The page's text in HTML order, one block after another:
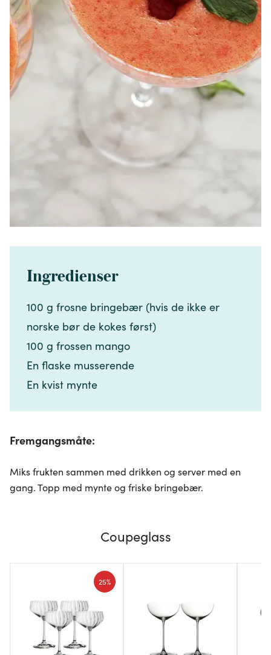
Ingredienser
100 g frosne bringebær (hvis de ikke er
norske bør de kokes først)​​​​‌ ‍ ​‍​‍‌‍ ‌ ​‍‌‍‍‌‌‍‌ ‌‍‍‌‌‍ ‍​‍​‍​ ‍‍​‍​‍‌ ​ ‌‍​‌‌‍ ‍‌‍‍‌‌ ‌​‌ ‍‌​‍ ‍‌‍‍‌‌‍ ​‍​‍​‍ ​​‍​‍‌‍‍​‌ ​‍‌‍‌‌‌‍‌‍​‍​‍​ ‍‍​‍​‍‌‍‍​‌ ‌​‌ ‌​‌ ​​‌ ​ ​ ‍‍​‍ ​‍ ‌‍​ ‌‍ ‌‌ ​ ​‍ ‍‌‍​ ‌‍‌‌‌ ​‍‌ ‌‍‌‍‌‌‌ ​‍‌‍​‌​‍ ‍‌ ​ ‌‍‌‌​‍ ‌ ​​‌ ​‍‌‍ ‌‍‌​‌ ‌‌‌‍​ ‌ ‌​‌‍‍‌‌‍ ‌‍ ‍​‍ ‌‍‍‌‌‍ ‍‌ ‌​‌‍‌‌‌‍ ‍‌ ‌​​‍ ‌‍‌‌‌‍‌​‌‍‍‌‌ ‌​​‍ ‌‍ ‌‌‍ ‌‍‌​‌‍‌‌​ ‌‌ ​​‌ ​‍‌‍‌‌‌ ​ ‌‍‌‌‌‍ ‍‌ ‌​‌‍​‌‌ ‌​‌‍‍‌‌‍ ‌‍ ‍​ ‍ ‌‍‍‌‌‍‌​​ ‌‌‍‍‌​ ​‌​ ‍​‌‍ ‍​‍ ‍​ ​ ‌‍‌​‌‍​ ‌‍​ ​ ‌‍​ ‍​​ ​‍​ ​​​‍ ‌​ ‌​​ ​​​ ‌​​ ​‌​‍ ‌​ ‌​​ ‍​‌‍​‌​ ​‍​‍ ‌‌‍​‌​ ‌‍​ ​ ​ ​‌​‍ ‌​ ‌‌​ ‌‌​ ‌‌​ ‍​​ ​ ​ ​​‌‍​ ‌‍‌​‌‍​ ​ ​‌‌‍​ ​ ​‌​‍ ‍‌‍ ‍‌‍ ​ ‍ ‌ ‌​‌ ‍‌‌ ​​‌‍‌‌​ ‌‌ ​​‌‍​‌‌‍‌ ‌‍‌‌​ ‍ ‌ ​​‌‍​‌‌ ‌​‌‍‍​​ ‌‌‍​‍‌‍ ​‌‍ ‌‍​ ‌‍‍ ‌ ​ ​‍‌‌​ ‌‌‌​​‍‌‌ ‌‍‍ ‌‍‌‌‌ ‍‌​‍‌‌​ ​ ‌​‌​​‍‌‌​ ​ ‌​‌​​‍‌‌​ ​‍​ ​‍‌‍​‌​ ‌ ​ ‍​​ ​ ‌‍​ ‌‍‌‌​ ‌ ‌‍‌‍​‍ ‌​ ‌‍​ ​ ​ ​‍‌‍​ ​‍ ‌​ ‌​​ ​ ​ ‍‌​ ‌​​‍ ‌‌‍​‌​ ‌ ‌‍‌‍‌‍‌‌​‍ ‌‌‍​ ‌‍​‍​ ‌ ​ ‌‌​ ‌ ‌‍‌​‌‍​‌‌‍‌​​ ​ ‌‍‌​​ ‌​​ ‌​​‍‌‌​ ​‍​ ​‍​‍‌‌​ ‌‌‌​‌​​‍ ‍‌‍​ ‌‍ ‌‍ ​‌ ‌‌‌‍ ‌‌‍ ‍‌ ​ ​‍‌‌​ ‌‌‌​​‍‌‌ ‌‍‍ ‌‍‌‌‌ ‍‌​‍‌‌​ ​ ‌​‌​​‍‌‌​ ​ ‌​‌​​‍‌‌​ ​‍​ ​‍​ ‍​​ ​​‌‍​ ‌‍​‍‌‍​ ‌‍‌‌‌‍​‍​ ​ ​ ‌‍‌‍​‌​ ‍​‌‍‌‍​‍‌‌​ ​‍​ ​‍​‍‌‌​ ‌‌‌​‌​​‍ ‍‌‍‍‌‌ ‌​‌‍‌‌‌‍ ‌‌ ​ ​‍‌‌​ ‌‌‌​​‍​ ​​​‍‌‌​ ‌‌‌​‌​​ ‌‍​‍‌‍​‌‌ ​ ‌‍‌‌‌‌‌‌‌ ​‍‌‍ ​​ ‌‌‍‍​‌ ‌​‌ ‌​‌ ​​‌ ​ ​‍‌‌​ ​ ‌​​‌​‍‌‌​ ​‍‌​‌‍​‍‌‌​ ​‍‌​‌‍‌‍​ ‌‍ ‌‌ ​ ​‍ ‍‌‍​ ‌‍‌‌‌ ​‍‌ ‌‍‌‍‌‌‌ ​‍‌‍​‌​‍ ‍‌ ​ ‌‍‌‌​‍‌‍‌‍‍‌‌‍‌​​ ‌‌‍‍‌​ ​‌​ ‍​‌‍ ‍​‍ ‍​ ​ ‌‍‌​‌‍​ ‌‍​ ​ ‌‍​ ‍​​ ​‍​ ​​​‍ ‌​ ‌​​ ​​​ ‌​​ ​‌​‍ ‌​ ‌​​ ‍​‌‍​‌​ ​‍​‍ ‌‌‍​‌​ ‌‍​ ​ ​ ​‌​‍ ‌​ ‌‌​ ‌‌​ ‌‌​ ‍​​ ​ ​ ​​‌‍​ ‌‍‌​‌‍​ ​ ​‌‌‍​ ​ ​‌​‍ ‍‌‍ ‍‌‍ ​‍‌‍‌ ‌​‌ ‍‌‌ ​​‌‍‌‌​ ‌‌ ​​‌‍​‌‌‍‌ ‌‍‌‌​‍‌‍‌ ​​‌‍​‌‌ ‌​‌‍‍​​ ‌‌‍​‍‌‍ ​‌‍ ‌‍​ ‌‍‍ ‌ ​ ​‍‌‌​ ‌‌‌​​‍‌‌ ‌‍‍ ‌‍‌‌‌ ‍‌​‍‌‌​ ​ ‌​‌​​‍‌‌​ ​ ‌​‌​​‍‌‌​ ​‍​ ​‍‌‍​‌​ ‌ ​ ‍​​ ​ ‌‍​ ‌‍‌‌​ ‌ ‌‍‌‍​‍ ‌​ ‌‍​ ​ ​ ​‍‌‍​ ​‍ ‌​ ‌​​ ​ ​ ‍‌​ ‌​​‍ ‌‌‍​‌​ ‌ ‌‍‌‍‌‍‌‌​‍ ‌‌‍​ ‌‍​‍​ ‌ ​ ‌‌​ ‌ ‌‍‌​‌‍​‌‌‍‌​​ ​ ‌‍‌​​ ‌​​ ‌​​‍‌‌​ ​‍​ ​‍​‍‌‌​ ‌‌‌​‌​​‍ ‍‌‍​ ‌‍ ‌‍ ​‌ ‌‌‌‍ ‌‌‍ ‍‌ ​ ​‍‌‌​ ‌‌‌​​‍‌‌ ‌‍‍ ‌‍‌‌‌ ‍‌​‍‌‌​ ​ ‌​‌​​‍‌‌​ ​ ‌​‌​​‍‌‌​ ​‍​ ​‍​ ‍​​ ​​‌‍​ ‌‍​‍‌‍​ ‌‍‌‌‌‍​‍​ ​ ​ ‌‍‌‍​‌​ ‍​‌‍‌‍​‍‌‌​ ​‍​ ​‍​‍‌‌​ ‌‌‌​‌​​‍ ‍‌‍‍‌‌ ‌​‌‍‌‌‌‍ ‌‌ ​ ​‍‌‌​ ‌‌‌​​‍​ ​​​‍‌‌​ ‌‌‌​‌​​‍‌‍‌ ‌ ‌‍ ‌ ​‍‌‍‍ ‌ ​ ‌ ​​‌‍​‌‌‍​ ‌‍‌‌​ ‌‌ ​​‌ ​‍‌‍ ‌‍‌​‌ ‌‌‌‍​ ‌ ‌​‌‍‍‌‌‍ ‌‍ ‍​‍‌‍‌ ​​‌‍‌‌‌ ​‍‌ ​ ‌ ​​‌‍‌‌‌‍​ ‌ ‌​‌‍‍‌‌ ‌‍‌‍‌‌​ ‌‌ ​​‌ ‌‌‌‍​‍‌‍ ​‌‍‍‌‌ ​ ‌‍‍​‌‍‌‌‌‍‌​​‍​‍‌ ‌
100 g frossen mango​​​​‌ ‍ ​‍​‍‌‍ ‌ ​‍‌‍‍‌‌‍‌ ‌‍‍‌‌‍ ‍​‍​‍​ ‍‍​‍​‍‌ ​ ‌‍​‌‌‍ ‍‌‍‍‌‌ ‌​‌ ‍‌​‍ ‍‌‍‍‌‌‍ ​‍​‍​‍ ​​‍​‍‌‍‍​‌ ​‍‌‍‌‌‌‍‌‍​‍​‍​ ‍‍​‍​‍‌‍‍​‌ ‌​‌ ‌​‌ ​​‌ ​ ​ ‍‍​‍ ​‍ ‌‍​ ‌‍ ‌‌ ​ ​‍ ‍‌‍​ ‌‍‌‌‌ ​‍‌ ‌‍‌‍‌‌‌ ​‍‌‍​‌​‍ ‍‌ ​ ‌‍‌‌​‍ ‌ ​​‌ ​‍‌‍ ‌‍‌​‌ ‌‌‌‍​ ‌ ‌​‌‍‍‌‌‍ ‌‍ ‍​‍ ‌‍‍‌‌‍ ‍‌ ‌​‌‍‌‌‌‍ ‍‌ ‌​​‍ ‌‍‌‌‌‍‌​‌‍‍‌‌ ‌​​‍ ‌‍ ‌‌‍ ‌‍‌​‌‍‌‌​ ‌‌ ​​‌ ​‍‌‍‌‌‌ ​ ‌‍‌‌‌‍ ‍‌ ‌​‌‍​‌‌ ‌​‌‍‍‌‌‍ ‌‍ ‍​ ‍ ‌‍‍‌‌‍‌​​ ‌‌‍‍‌​ ​‌​ ‍​‌‍ ‍​‍ ‍​ ​ ‌‍‌​‌‍​ ‌‍​ ​ ‌‍​ ‍​​ ​‍​ ​​​‍ ‌​ ‌​​ ​​​ ‌​​ ​‌​‍ ‌​ ‌​​ ‍​‌‍​‌​ ​‍​‍ ‌‌‍​‌​ ‌‍​ ​ ​ ​‌​‍ ‌​ ‌‌​ ‌‌​ ‌‌​ ‍​​ ​ ​ ​​‌‍​ ‌‍‌​‌‍​ ​ ​‌‌‍​ ​ ​‌​‍ ‍‌‍ ‍‌‍ ​ ‍ ‌ ‌​‌ ‍‌‌ ​​‌‍‌‌​ ‌‌ ​​‌‍​‌‌‍‌ ‌‍‌‌​ ‍ ‌ ​​‌‍​‌‌ ‌​‌‍‍​​ ‌‌‍​‍‌‍ ​‌‍ ‌‍​ ‌‍‍ ‌ ​ ​‍‌‌​ ‌‌‌​​‍‌‌ ‌‍‍ ‌‍‌‌‌ ‍‌​‍‌‌​ ​ ‌​‌​​‍‌‌​ ​ ‌​‌​​‍‌‌​ ​‍​ ​‍‌‍​‌​ ‌ ​ ‍​​ ​ ‌‍​ ‌‍‌‌​ ‌ ‌‍‌‍​‍ ‌​ ‌‍​ ​ ​ ​‍‌‍​ ​‍ ‌​ ‌​​ ​ ​ ‍‌​ ‌​​‍ ‌‌‍​‌​ ‌ ‌‍‌‍‌‍‌‌​‍ ‌‌‍​ ‌‍​‍​ ‌ ​ ‌‌​ ‌ ‌‍‌​‌‍​‌‌‍‌​​ ​ ‌‍‌​​ ‌​​ ‌​​‍‌‌​ ​‍​ ​‍​‍‌‌​ ‌‌‌​‌​​‍ ‍‌‍​ ‌‍ ‌‍ ​‌ ‌‌‌‍ ‌‌‍ ‍‌ ​ ​‍‌‌​ ‌‌‌​​‍‌‌ ‌‍‍ ‌‍‌‌‌ ‍‌​‍‌‌​ ​ ‌​‌​​‍‌‌​ ​ ‌​‌​​‍‌‌​ ​‍​ ​‍​ ‍​​ ​​‌‍​ ‌‍​‍‌‍​ ‌‍‌‌‌‍​‍​ ​ ​ ‌‍‌‍​‌​ ‍​‌‍‌‍​‍‌‌​ ​‍​ ​‍​‍‌‌​ ‌‌‌​‌​​‍ ‍‌‍‍‌‌ ‌​‌‍‌‌‌‍ ‌‌ ​ ​‍‌‌​ ‌‌‌​​‍​ ​‌​‍‌‌​ ‌‌‌​‌​​ ‌‍​‍‌‍​‌‌ ​ ‌‍‌‌‌‌‌‌‌ ​‍‌‍ ​​ ‌‌‍‍​‌ ‌​‌ ‌​‌ ​​‌ ​ ​‍‌‌​ ​ ‌​​‌​‍‌‌​ ​‍‌​‌‍​‍‌‌​ ​‍‌​‌‍‌‍​ ‌‍ ‌‌ ​ ​‍ ‍‌‍​ ‌‍‌‌‌ ​‍‌ ‌‍‌‍‌‌‌ ​‍‌‍​‌​‍ ‍‌ ​ ‌‍‌‌​‍‌‍‌‍‍‌‌‍‌​​ ‌‌‍‍‌​ ​‌​ ‍​‌‍ ‍​‍ ‍​ ​ ‌‍‌​‌‍​ ‌‍​ ​ ‌‍​ ‍​​ ​‍​ ​​​‍ ‌​ ‌​​ ​​​ ‌​​ ​‌​‍ ‌​ ‌​​ ‍​‌‍​‌​ ​‍​‍ ‌‌‍​‌​ ‌‍​ ​ ​ ​‌​‍ ‌​ ‌‌​ ‌‌​ ‌‌​ ‍​​ ​ ​ ​​‌‍​ ‌‍‌​‌‍​ ​ ​‌‌‍​ ​ ​‌​‍ ‍‌‍ ‍‌‍ ​‍‌‍‌ ‌​‌ ‍‌‌ ​​‌‍‌‌​ ‌‌ ​​‌‍​‌‌‍‌ ‌‍‌‌​‍‌‍‌ ​​‌‍​‌‌ ‌​‌‍‍​​ ‌‌‍​‍‌‍ ​‌‍ ‌‍​ ‌‍‍ ‌ ​ ​‍‌‌​ ‌‌‌​​‍‌‌ ‌‍‍ ‌‍‌‌‌ ‍‌​‍‌‌​ ​ ‌​‌​​‍‌‌​ ​ ‌​‌​​‍‌‌​ ​‍​ ​‍‌‍​‌​ ‌ ​ ‍​​ ​ ‌‍​ ‌‍‌‌​ ‌ ‌‍‌‍​‍ ‌​ ‌‍​ ​ ​ ​‍‌‍​ ​‍ ‌​ ‌​​ ​ ​ ‍‌​ ‌​​‍ ‌‌‍​‌​ ‌ ‌‍‌‍‌‍‌‌​‍ ‌‌‍​ ‌‍​‍​ ‌ ​ ‌‌​ ‌ ‌‍‌​‌‍​‌‌‍‌​​ ​ ‌‍‌​​ ‌​​ ‌​​‍‌‌​ ​‍​ ​‍​‍‌‌​ ‌‌‌​‌​​‍ ‍‌‍​ ‌‍ ‌‍ ​‌ ‌‌‌‍ ‌‌‍ ‍‌ ​ ​‍‌‌​ ‌‌‌​​‍‌‌ ‌‍‍ ‌‍‌‌‌ ‍‌​‍‌‌​ ​ ‌​‌​​‍‌‌​ ​ ‌​‌​​‍‌‌​ ​‍​ ​‍​ ‍​​ ​​‌‍​ ‌‍​‍‌‍​ ‌‍‌‌‌‍​‍​ ​ ​ ‌‍‌‍​‌​ ‍​‌‍‌‍​‍‌‌​ ​‍​ ​‍​‍‌‌​ ‌‌‌​‌​​‍ ‍‌‍‍‌‌ ‌​‌‍‌‌‌‍ ‌‌ ​ ​‍‌‌​ ‌‌‌​​‍​ ​‌​‍‌‌​ ‌‌‌​‌​​‍‌‍‌ ‌ ‌‍ ‌ ​‍‌‍‍ ‌ ​ ‌ ​​‌‍​‌‌‍​ ‌‍‌‌​ ‌‌ ​​‌ ​‍‌‍ ‌‍‌​‌ ‌‌‌‍​ ‌ ‌​‌‍‍‌‌‍ ‌‍ ‍​‍‌‍‌ ​​‌‍‌‌‌ ​‍‌ ​ ‌ ​​‌‍‌‌‌‍​ ‌ ‌​‌‍‍‌‌ ‌‍‌‍‌‌​ ‌‌ ​​‌ ‌‌‌‍​‍‌‍ ​‌‍‍‌‌ ​ ‌‍‍​‌‍‌‌‌‍‌​​‍​‍‌ ‌
En flaske musserende​​​​‌ ‍ ​‍​‍‌‍ ‌ ​‍‌‍‍‌‌‍‌ ‌‍‍‌‌‍ ‍​‍​‍​ ‍‍​‍​‍‌ ​ ‌‍​‌‌‍ ‍‌‍‍‌‌ ‌​‌ ‍‌​‍ ‍‌‍‍‌‌‍ ​‍​‍​‍ ​​‍​‍‌‍‍​‌ ​‍‌‍‌‌‌‍‌‍​‍​‍​ ‍‍​‍​‍‌‍‍​‌ ‌​‌ ‌​‌ ​​‌ ​ ​ ‍‍​‍ ​‍ ‌‍​ ‌‍ ‌‌ ​ ​‍ ‍‌‍​ ‌‍‌‌‌ ​‍‌ ‌‍‌‍‌‌‌ ​‍‌‍​‌​‍ ‍‌ ​ ‌‍‌‌​‍ ‌ ​​‌ ​‍‌‍ ‌‍‌​‌ ‌‌‌‍​ ‌ ‌​‌‍‍‌‌‍ ‌‍ ‍​‍ ‌‍‍‌‌‍ ‍‌ ‌​‌‍‌‌‌‍ ‍‌ ‌​​‍ ‌‍‌‌‌‍‌​‌‍‍‌‌ ‌​​‍ ‌‍ ‌‌‍ ‌‍‌​‌‍‌‌​ ‌‌ ​​‌ ​‍‌‍‌‌‌ ​ ‌‍‌‌‌‍ ‍‌ ‌​‌‍​‌‌ ‌​‌‍‍‌‌‍ ‌‍ ‍​ ‍ ‌‍‍‌‌‍‌​​ ‌‌‍‍‌​ ​‌​ ‍​‌‍ ‍​‍ ‍​ ​ ‌‍‌​‌‍​ ‌‍​ ​ ‌‍​ ‍​​ ​‍​ ​​​‍ ‌​ ‌​​ ​​​ ‌​​ ​‌​‍ ‌​ ‌​​ ‍​‌‍​‌​ ​‍​‍ ‌‌‍​‌​ ‌‍​ ​ ​ ​‌​‍ ‌​ ‌‌​ ‌‌​ ‌‌​ ‍​​ ​ ​ ​​‌‍​ ‌‍‌​‌‍​ ​ ​‌‌‍​ ​ ​‌​‍ ‍‌‍ ‍‌‍ ​ ‍ ‌ ‌​‌ ‍‌‌ ​​‌‍‌‌​ ‌‌ ​​‌‍​‌‌‍‌ ‌‍‌‌​ ‍ ‌ ​​‌‍​‌‌ ‌​‌‍‍​​ ‌‌‍​‍‌‍ ​‌‍ ‌‍​ ‌‍‍ ‌ ​ ​‍‌‌​ ‌‌‌​​‍‌‌ ‌‍‍ ‌‍‌‌‌ ‍‌​‍‌‌​ ​ ‌​‌​​‍‌‌​ ​ ‌​‌​​‍‌‌​ ​‍​ ​‍‌‍​‌​ ‌ ​ ‍​​ ​ ‌‍​ ‌‍‌‌​ ‌ ‌‍‌‍​‍ ‌​ ‌‍​ ​ ​ ​‍‌‍​ ​‍ ‌​ ‌​​ ​ ​ ‍‌​ ‌​​‍ ‌‌‍​‌​ ‌ ‌‍‌‍‌‍‌‌​‍ ‌‌‍​ ‌‍​‍​ ‌ ​ ‌‌​ ‌ ‌‍‌​‌‍​‌‌‍‌​​ ​ ‌‍‌​​ ‌​​ ‌​​‍‌‌​ ​‍​ ​‍​‍‌‌​ ‌‌‌​‌​​‍ ‍‌‍​ ‌‍ ‌‍ ​‌ ‌‌‌‍ ‌‌‍ ‍‌ ​ ​‍‌‌​ ‌‌‌​​‍‌‌ ‌‍‍ ‌‍‌‌‌ ‍‌​‍‌‌​ ​ ‌​‌​​‍‌‌​ ​ ‌​‌​​‍‌‌​ ​‍​ ​‍​ ‍​​ ​​‌‍​ ‌‍​‍‌‍​ ‌‍‌‌‌‍​‍​ ​ ​ ‌‍‌‍​‌​ ‍​‌‍‌‍​‍‌‌​ ​‍​ ​‍​‍‌‌​ ‌‌‌​‌​​‍ ‍‌‍‍‌‌ ‌​‌‍‌‌‌‍ ‌‌ ​ ​‍‌‌​ ‌‌‌​​‍​ ​‍​‍‌‌​ ‌‌‌​‌​​ ‌‍​‍‌‍​‌‌ ​ ‌‍‌‌‌‌‌‌‌ ​‍‌‍ ​​ ‌‌‍‍​‌ ‌​‌ ‌​‌ ​​‌ ​ ​‍‌‌​ ​ ‌​​‌​‍‌‌​ ​‍‌​‌‍​‍‌‌​ ​‍‌​‌‍‌‍​ ‌‍ ‌‌ ​ ​‍ ‍‌‍​ ‌‍‌‌‌ ​‍‌ ‌‍‌‍‌‌‌ ​‍‌‍​‌​‍ ‍‌ ​ ‌‍‌‌​‍‌‍‌‍‍‌‌‍‌​​ ‌‌‍‍‌​ ​‌​ ‍​‌‍ ‍​‍ ‍​ ​ ‌‍‌​‌‍​ ‌‍​ ​ ‌‍​ ‍​​ ​‍​ ​​​‍ ‌​ ‌​​ ​​​ ‌​​ ​‌​‍ ‌​ ‌​​ ‍​‌‍​‌​ ​‍​‍ ‌‌‍​‌​ ‌‍​ ​ ​ ​‌​‍ ‌​ ‌‌​ ‌‌​ ‌‌​ ‍​​ ​ ​ ​​‌‍​ ‌‍‌​‌‍​ ​ ​‌‌‍​ ​ ​‌​‍ ‍‌‍ ‍‌‍ ​‍‌‍‌ ‌​‌ ‍‌‌ ​​‌‍‌‌​ ‌‌ ​​‌‍​‌‌‍‌ ‌‍‌‌​‍‌‍‌ ​​‌‍​‌‌ ‌​‌‍‍​​ ‌‌‍​‍‌‍ ​‌‍ ‌‍​ ‌‍‍ ‌ ​ ​‍‌‌​ ‌‌‌​​‍‌‌ ‌‍‍ ‌‍‌‌‌ ‍‌​‍‌‌​ ​ ‌​‌​​‍‌‌​ ​ ‌​‌​​‍‌‌​ ​‍​ ​‍‌‍​‌​ ‌ ​ ‍​​ ​ ‌‍​ ‌‍‌‌​ ‌ ‌‍‌‍​‍ ‌​ ‌‍​ ​ ​ ​‍‌‍​ ​‍ ‌​ ‌​​ ​ ​ ‍‌​ ‌​​‍ ‌‌‍​‌​ ‌ ‌‍‌‍‌‍‌‌​‍ ‌‌‍​ ‌‍​‍​ ‌ ​ ‌‌​ ‌ ‌‍‌​‌‍​‌‌‍‌​​ ​ ‌‍‌​​ ‌​​ ‌​​‍‌‌​ ​‍​ ​‍​‍‌‌​ ‌‌‌​‌​​‍ ‍‌‍​ ‌‍ ‌‍ ​‌ ‌‌‌‍ ‌‌‍ ‍‌ ​ ​‍‌‌​ ‌‌‌​​‍‌‌ ‌‍‍ ‌‍‌‌‌ ‍‌​‍‌‌​ ​ ‌​‌​​‍‌‌​ ​ ‌​‌​​‍‌‌​ ​‍​ ​‍​ ‍​​ ​​‌‍​ ‌‍​‍‌‍​ ‌‍‌‌‌‍​‍​ ​ ​ ‌‍‌‍​‌​ ‍​‌‍‌‍​‍‌‌​ ​‍​ ​‍​‍‌‌​ ‌‌‌​‌​​‍ ‍‌‍‍‌‌ ‌​‌‍‌‌‌‍ ‌‌ ​ ​‍‌‌​ ‌‌‌​​‍​ ​‍​‍‌‌​ ‌‌‌​‌​​‍‌‍‌ ‌ ‌‍ ‌ ​‍‌‍‍ ‌ ​ ‌ ​​‌‍​‌‌‍​ ‌‍‌‌​ ‌‌ ​​‌ ​‍‌‍ ‌‍‌​‌ ‌‌‌‍​ ‌ ‌​‌‍‍‌‌‍ ‌‍ ‍​‍‌‍‌ ​​‌‍‌‌‌ ​‍‌ ​ ‌ ​​‌‍‌‌‌‍​ ‌ ‌​‌‍‍‌‌ ‌‍‌‍‌‌​ ‌‌ ​​‌ ‌‌‌‍​‍‌‍ ​‌‍‍‌‌ ​ ‌‍‍​‌‍‌‌‌‍‌​​‍​‍‌ ‌
En kvist mynte​​​​‌ ‍ ​‍​‍‌‍ ‌ ​‍‌‍‍‌‌‍‌ ‌‍‍‌‌‍ ‍​‍​‍​ ‍‍​‍​‍‌ ​ ‌‍​‌‌‍ ‍‌‍‍‌‌ ‌​‌ ‍‌​‍ ‍‌‍‍‌‌‍ ​‍​‍​‍ ​​‍​‍‌‍‍​‌ ​‍‌‍‌‌‌‍‌‍​‍​‍​ ‍‍​‍​‍‌‍‍​‌ ‌​‌ ‌​‌ ​​‌ ​ ​ ‍‍​‍ ​‍ ‌‍​ ‌‍ ‌‌ ​ ​‍ ‍‌‍​ ‌‍‌‌‌ ​‍‌ ‌‍‌‍‌‌‌ ​‍‌‍​‌​‍ ‍‌ ​ ‌‍‌‌​‍ ‌ ​​‌ ​‍‌‍ ‌‍‌​‌ ‌‌‌‍​ ‌ ‌​‌‍‍‌‌‍ ‌‍ ‍​‍ ‌‍‍‌‌‍ ‍‌ ‌​‌‍‌‌‌‍ ‍‌ ‌​​‍ ‌‍‌‌‌‍‌​‌‍‍‌‌ ‌​​‍ ‌‍ ‌‌‍ ‌‍‌​‌‍‌‌​ ‌‌ ​​‌ ​‍‌‍‌‌‌ ​ ‌‍‌‌‌‍ ‍‌ ‌​‌‍​‌‌ ‌​‌‍‍‌‌‍ ‌‍ ‍​ ‍ ‌‍‍‌‌‍‌​​ ‌‌‍‍‌​ ​‌​ ‍​‌‍ ‍​‍ ‍​ ​ ‌‍‌​‌‍​ ‌‍​ ​ ‌‍​ ‍​​ ​‍​ ​​​‍ ‌​ ‌​​ ​​​ ‌​​ ​‌​‍ ‌​ ‌​​ ‍​‌‍​‌​ ​‍​‍ ‌‌‍​‌​ ‌‍​ ​ ​ ​‌​‍ ‌​ ‌‌​ ‌‌​ ‌‌​ ‍​​ ​ ​ ​​‌‍​ ‌‍‌​‌‍​ ​ ​‌‌‍​ ​ ​‌​‍ ‍‌‍ ‍‌‍ ​ ‍ ‌ ‌​‌ ‍‌‌ ​​‌‍‌‌​ ‌‌ ​​‌‍​‌‌‍‌ ‌‍‌‌​ ‍ ‌ ​​‌‍​‌‌ ‌​‌‍‍​​ ‌‌‍​‍‌‍ ​‌‍ ‌‍​ ‌‍‍ ‌ ​ ​‍‌‌​ ‌‌‌​​‍‌‌ ‌‍‍ ‌‍‌‌‌ ‍‌​‍‌‌​ ​ ‌​‌​​‍‌‌​ ​ ‌​‌​​‍‌‌​ ​‍​ ​‍‌‍​‌​ ‌ ​ ‍​​ ​ ‌‍​ ‌‍‌‌​ ‌ ‌‍‌‍​‍ ‌​ ‌‍​ ​ ​ ​‍‌‍​ ​‍ ‌​ ‌​​ ​ ​ ‍‌​ ‌​​‍ ‌‌‍​‌​ ‌ ‌‍‌‍‌‍‌‌​‍ ‌‌‍​ ‌‍​‍​ ‌ ​ ‌‌​ ‌ ‌‍‌​‌‍​‌‌‍‌​​ ​ ‌‍‌​​ ‌​​ ‌​​‍‌‌​ ​‍​ ​‍​‍‌‌​ ‌‌‌​‌​​‍ ‍‌‍​ ‌‍ ‌‍ ​‌ ‌‌‌‍ ‌‌‍ ‍‌ ​ ​‍‌‌​ ‌‌‌​​‍‌‌ ‌‍‍ ‌‍‌‌‌ ‍‌​‍‌‌​ ​ ‌​‌​​‍‌‌​ ​ ‌​‌​​‍‌‌​ ​‍​ ​‍​ ‍​​ ​​‌‍​ ‌‍​‍‌‍​ ‌‍‌‌‌‍​‍​ ​ ​ ‌‍‌‍​‌​ ‍​‌‍‌‍​‍‌‌​ ​‍​ ​‍​‍‌‌​ ‌‌‌​‌​​‍ ‍‌‍‍‌‌ ‌​‌‍‌‌‌‍ ‌‌ ​ ​‍‌‌​ ‌‌‌​​‍​ ​ ​‍‌‌​ ‌‌‌​‌​​ ‌‍​‍‌‍​‌‌ ​ ‌‍‌‌‌‌‌‌‌ ​‍‌‍ ​​ ‌‌‍‍​‌ ‌​‌ ‌​‌ ​​‌ ​ ​‍‌‌​ ​ ‌​​‌​‍‌‌​ ​‍‌​‌‍​‍‌‌​ ​‍‌​‌‍‌‍​ ‌‍ ‌‌ ​ ​‍ ‍‌‍​ ‌‍‌‌‌ ​‍‌ ‌‍‌‍‌‌‌ ​‍‌‍​‌​‍ ‍‌ ​ ‌‍‌‌​‍‌‍‌‍‍‌‌‍‌​​ ‌‌‍‍‌​ ​‌​ ‍​‌‍ ‍​‍ ‍​ ​ ‌‍‌​‌‍​ ‌‍​ ​ ‌‍​ ‍​​ ​‍​ ​​​‍ ‌​ ‌​​ ​​​ ‌​​ ​‌​‍ ‌​ ‌​​ ‍​‌‍​‌​ ​‍​‍ ‌‌‍​‌​ ‌‍​ ​ ​ ​‌​‍ ‌​ ‌‌​ ‌‌​ ‌‌​ ‍​​ ​ ​ ​​‌‍​ ‌‍‌​‌‍​ ​ ​‌‌‍​ ​ ​‌​‍ ‍‌‍ ‍‌‍ ​‍‌‍‌ ‌​‌ ‍‌‌ ​​‌‍‌‌​ ‌‌ ​​‌‍​‌‌‍‌ ‌‍‌‌​‍‌‍‌ ​​‌‍​‌‌ ‌​‌‍‍​​ ‌‌‍​‍‌‍ ​‌‍ ‌‍​ ‌‍‍ ‌ ​ ​‍‌‌​ ‌‌‌​​‍‌‌ ‌‍‍ ‌‍‌‌‌ ‍‌​‍‌‌​ ​ ‌​‌​​‍‌‌​ ​ ‌​‌​​‍‌‌​ ​‍​ ​‍‌‍​‌​ ‌ ​ ‍​​ ​ ‌‍​ ‌‍‌‌​ ‌ ‌‍‌‍​‍ ‌​ ‌‍​ ​ ​ ​‍‌‍​ ​‍ ‌​ ‌​​ ​ ​ ‍‌​ ‌​​‍ ‌‌‍​‌​ ‌ ‌‍‌‍‌‍‌‌​‍ ‌‌‍​ ‌‍​‍​ ‌ ​ ‌‌​ ‌ ‌‍‌​‌‍​‌‌‍‌​​ ​ ‌‍‌​​ ‌​​ ‌​​‍‌‌​ ​‍​ ​‍​‍‌‌​ ‌‌‌​‌​​‍ ‍‌‍​ ‌‍ ‌‍ ​‌ ‌‌‌‍ ‌‌‍ ‍‌ ​ ​‍‌‌​ ‌‌‌​​‍‌‌ ‌‍‍ ‌‍‌‌‌ ‍‌​‍‌‌​ ​ ‌​‌​​‍‌‌​ ​ ‌​‌​​‍‌‌​ ​‍​ ​‍​ ‍​​ ​​‌‍​ ‌‍​‍‌‍​ ‌‍‌‌‌‍​‍​ ​ ​ ‌‍‌‍​‌​ ‍​‌‍‌‍​‍‌‌​ ​‍​ ​‍​‍‌‌​ ‌‌‌​‌​​‍ ‍‌‍‍‌‌ ‌​‌‍‌‌‌‍ ‌‌ ​ ​‍‌‌​ ‌‌‌​​‍​ ​ ​‍‌‌​ ‌‌‌​‌​​‍‌‍‌ ‌ ‌‍ ‌ ​‍‌‍‍ ‌ ​ ‌ ​​‌‍​‌‌‍​ ‌‍‌‌​ ‌‌ ​​‌ ​‍‌‍ ‌‍‌​‌ ‌‌‌‍​ ‌ ‌​‌‍‍‌‌‍ ‌‍ ‍​‍‌‍‌ ​​‌‍‌‌‌ ​‍‌ ​ ‌ ​​‌‍‌‌‌‍​ ‌ ‌​‌‍‍‌‌ ‌‍‌‍‌‌​ ‌‌ ​​‌ ‌‌‌‍​‍‌‍ ​‌‍‍‌‌ ​ ‌‍‍​‌‍‌‌‌‍‌​​‍​‍‌ ‌
Fremgangsmåte:
Miks frukten sammen med drikken og server med en
gang. Topp med mynte og friske bringebær.
Coupeglass
25%